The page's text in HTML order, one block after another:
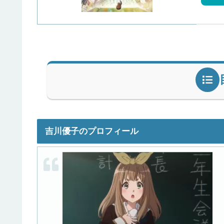
吉川優子のプロフィール